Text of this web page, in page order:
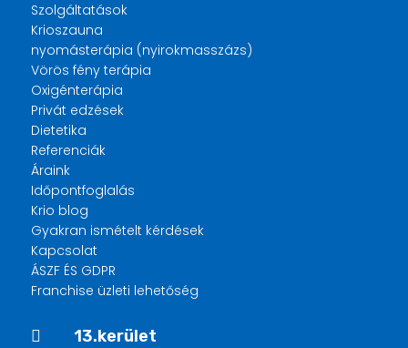
Szolgáltatások
Krioszauna
nyomásterápia (nyirokmasszázs)
Vörös fény terápia
Oxigénterápia
Privát edzések
Dietetika
Referenciák
Áraink
Időpontfoglalás
Krio blog
Gyakran ismételt kérdések
Kapcsolat
ÁSZF ÉS GDPR
Franchise üzleti lehetőség
 13.kerület